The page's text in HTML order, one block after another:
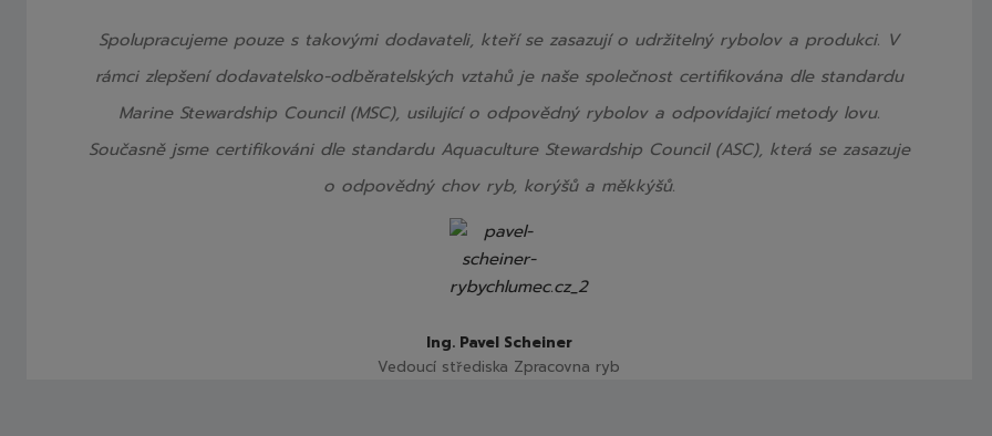
Spolupracujeme pouze s takovými dodavateli, kteří se zasazují o udržitelný rybolov a produkci. V
rámci zlepšení dodavatelsko-odběratelských vztahů je naše společnost certifikována dle standardu
Marine Stewardship Council (MSC), usilující o odpovědný rybolov a odpovídající metody lovu.
Současně jsme certifikováni dle standardu Aquaculture Stewardship Council (ASC), která se zasazuje
o odpovědný chov ryb, korýšů a měkkýšů.
Ing. Pavel Scheiner
Vedoucí střediska Zpracovna ryb